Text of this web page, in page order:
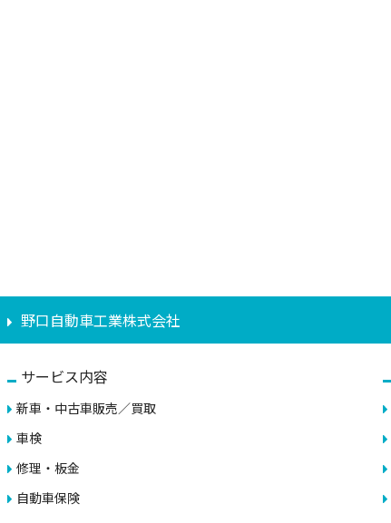
野口自動車工業株式会社
サービス内容
新車・中古車販売／買取
車検
修理・板金
自動車保険